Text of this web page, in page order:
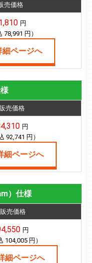
売価格
円
78,991 円）
細ページへ
販売価格
円
92,741 円）
細ページへ
）仕様
販売価格
円
104,005 円）
細ページへ